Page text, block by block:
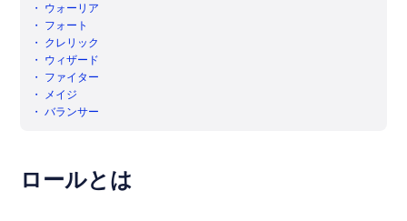
・ ウォーリア
・ フォート
・ クレリック
・ ウィザード
・ ファイター
・
メイジ
・バランサー
ロールとは